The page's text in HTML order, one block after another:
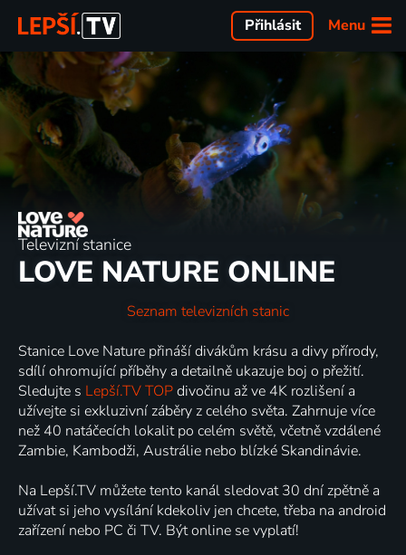
Menu
Přihlásit
Televizní stanice
LOVE NATURE ONLINE
Seznam televizních stanic
Stanice Love Nature přináší divákům krásu a divy přírody,
sdílí ohromující příběhy a detailně ukazuje boj o přežití.
Sledujte s Lepší.TV TOPdivočinu až ve 4K rozlišení a
užívejte si exkluzivní záběry z celého světa. Zahrnuje více
než 40 natáčecích lokalit po celém světě, včetně vzdálené
Zambie, Kambodži, Austrálie nebo blízké Skandinávie.
Na Lepší.TV můžete tento kanál sledovat 30 dní zpětně a
užívat si jeho vysílání kdekoliv jen chcete, třeba na android
zařízení nebo PC či TV. Být online se vyplatí!